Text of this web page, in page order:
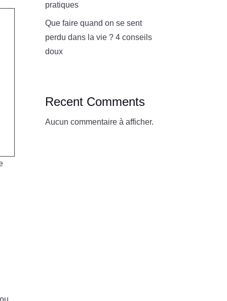
pratiques
Que faire quand on se sent
perdu dans la vie ? 4 conseils
doux
Recent Comments
Aucun commentaire à afficher.